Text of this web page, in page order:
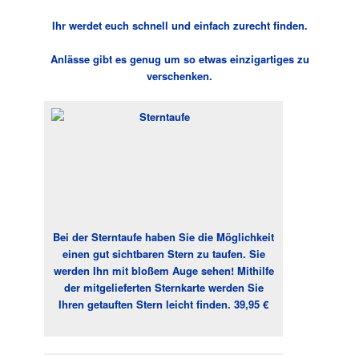
Ihr werdet euch schnell und einfach zurecht finden.
Anlässe gibt es genug um so etwas einzigartiges zu
verschenken.
Bei der Sterntaufe haben Sie die Möglichkeit
einen gut sichtbaren Stern zu taufen. Sie
werden Ihn mit bloßem Auge sehen! Mithilfe
der mitgelieferten Sternkarte werden Sie
Ihren getauften Stern leicht finden. 39,95 €